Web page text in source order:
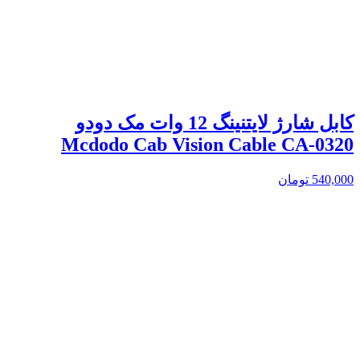
کابل شارژ لایتنینگ 12 وات مک دودو
Mcdodo Cab Vision Cable CA-0320
540,000 تومان